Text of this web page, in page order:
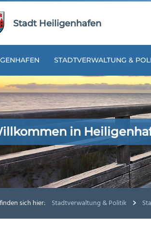
Stadt Heiligenhafen
STADTVERWALTUNG &
in
in
in
in
in
sich hier: Stadtverwaltung & Politik